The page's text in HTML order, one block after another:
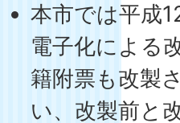
本市では平成
電子化による
籍附票も改製
い、改製前と